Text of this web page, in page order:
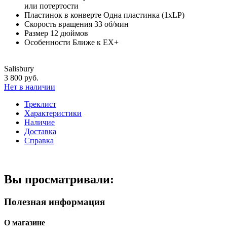
или потертости
Пластинок в конверте Одна пластинка (1xLP)
Скорость вращения 33 об/мин
Размер 12 дюймов
Особенности Ближе к EX+
Salisbury
3 800 руб.
Нет в наличии
Треклист
Характеристики
Наличие
Доставка
Справка
Вы просматривали:
Полезная информация
О магазине